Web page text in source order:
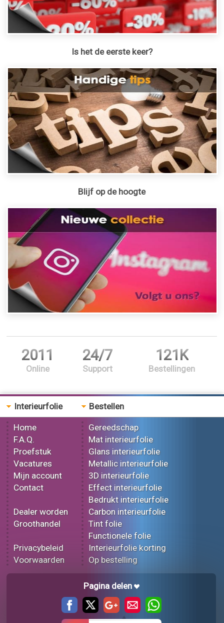
Is het de eerste keer?
Blijf op de hoogte
2011
Online
24/7
Support
121K
Bestellingen
Interieurfolie
Home
F.A.Q.
Proefstuk
Vacatures
Mijn account
Contact
Dealer worden
Groothandel
Privacybeleid
Voorwaarden
Bestellen
Gereedschap
Mat interieurfolie
Glans interieurfolie
Metallic interieurfolie
3D interieurfolie
Effect interieurfolie
Bedrukt interieurfolie
Carbon interieurfolie
Tint folie
Functionele folie
Interieurfolie korting
Op bestelling
Pagina delen